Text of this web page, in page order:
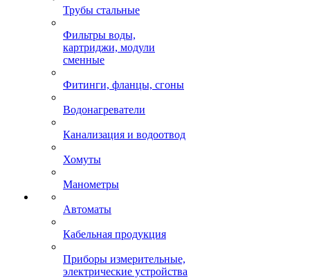
Трубы стальные
Фильтры воды,
картриджи, модули
сменные
Фитинги, фланцы, сгоны
Водонагреватели
Канализация и водоотвод
Хомуты
Манометры
Автоматы
Кабельная продукция
Приборы измерительные,
электрические устройства